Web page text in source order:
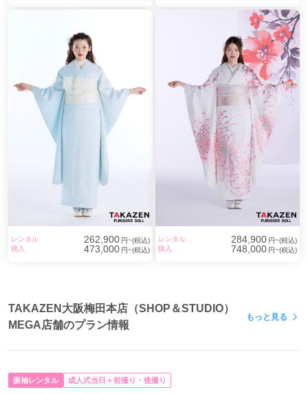
レンタル 262,900 円~(税込)
購入
473,000 円~(税込)
レンタル 284,900 円~(税込)
購入
748,000 円~(税込)
TAKAZEN大阪梅田本店（SHOP＆STUDIO）
MEGA店舗のプラン情報
もっと見る
振袖レンタル 成人式当日＋前撮り・後撮り